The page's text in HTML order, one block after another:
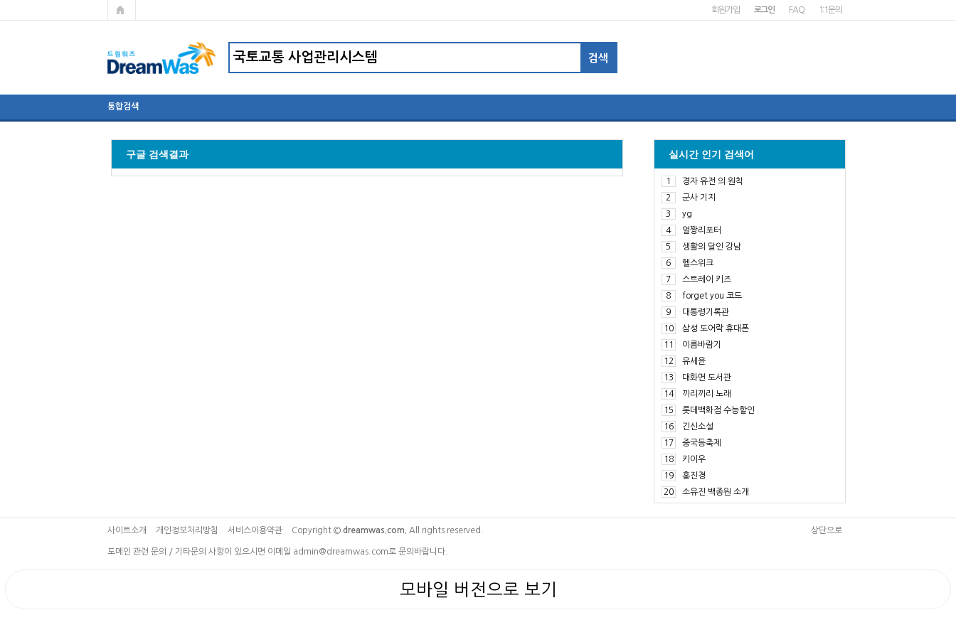
회원가입 로그인 FAQ 1:1문의
통합검색
실시간 인기 검색어
1
경자 유전 의 원칙
2
군사 기지
3
yg
4
얼짱리포터
5
생활의 달인 강남
6
헬스위크
7
스트레이 키즈
8
forget you 코드
9
대통령기록관
10
삼성 도어락 휴대폰
11
이름바람기
12
유세윤
13
대화면 도서관
14
끼리끼리 노래
15
롯데백화점 수능할인
16
긴신소설
17
중국등축제
18
키이우
19
홍진경
20
소유진 백종원 소개
구글 검색결과
사이트소개 개인정보처리방침 서비스이용약관 Copyright © dreamwas.com. All rights reserved. 상단으로
도메인 관련 문의 / 기타문의 사항이 있으시면 이메일 admin@dreamwas.com로 문의바랍니다.
모바일 버전으로 보기